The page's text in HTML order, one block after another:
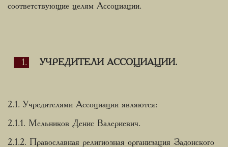
соответствующие целям Ассоциации.
УЧРЕДИТЕЛИ АССОЦИАЦИИ.
2.1. Учредителями Ассоциации являются:
2.1.1. Мельников Денис Валериевич.
2.1.2. Православная религиозная организация Задонского